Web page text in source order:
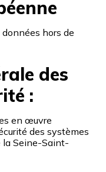
hors de
des
:
en œuvre
des systèmes
la Seine-Saint-